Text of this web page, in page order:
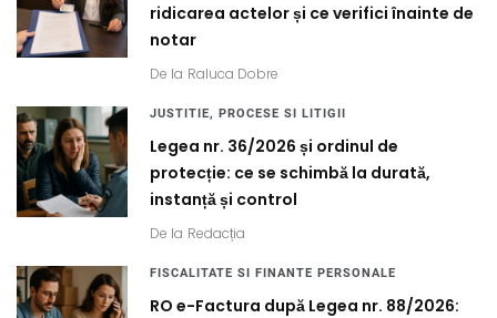
ridicarea actelor și ce verifici înainte de
notar
De la Raluca Dobre
JUSTITIE, PROCESE SI LITIGII
Legea nr. 36/2026 și ordinul de
protecție: ce se schimbă la durată,
instanță și control
De la Redacția
FISCALITATE SI FINANTE PERSONALE
RO e-Factura după Legea nr. 88/2026: